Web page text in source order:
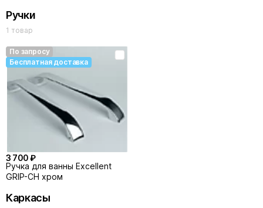
Ручки
1 товар
По запросу
Бесплатная доставка
3 700 ₽
Ручка для ванны Excellent
GRIP-CH хром
Каркасы